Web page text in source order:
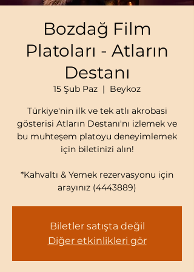
Bozdağ Film
Platoları - Atların
Destanı
15 Şub Paz
  |
Beykoz
Türkiye'nin ilk ve tek atlı akrobasi
gösterisi Atların Destanı'nı izlemek ve
bu muhteşem platoyu deneyimlemek
için biletinizi alın!
*Kahvaltı & Yemek rezervasyonu için
arayınız (4443889)
Biletler satışta değil
Diğer etkinlikleri gör